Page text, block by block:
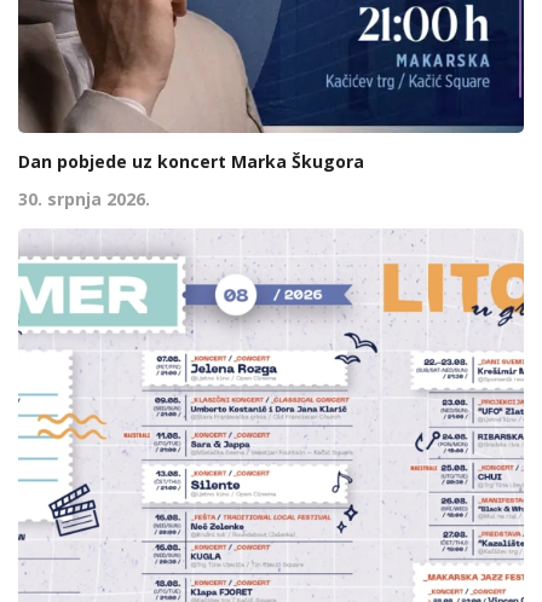
Dan pobjede uz koncert Marka Škugora
30. srpnja 2026.